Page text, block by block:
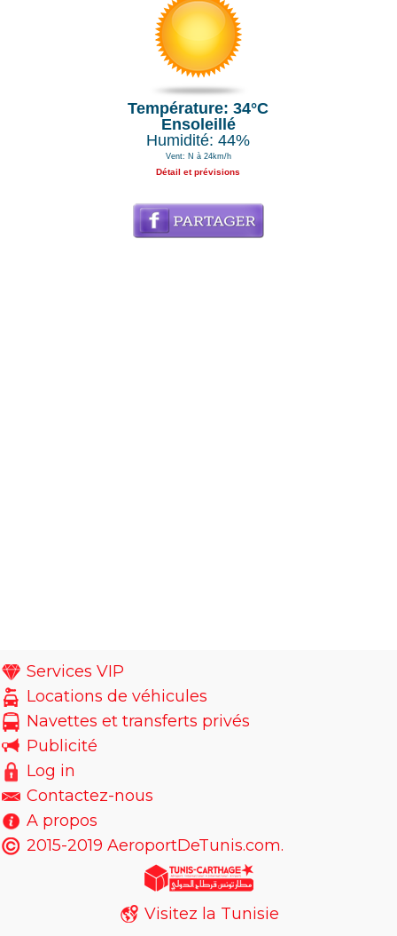
Température: 34°C
Ensoleillé
Humidité: 44%
Vent: N à 24km/h
Détail et prévisions
Services VIP
Locations de véhicules
Navettes et transferts privés
Publicité
Log in
Contactez-nous
A propos
2015-2019 AeroportDeTunis.com.
Visitez la Tunisie